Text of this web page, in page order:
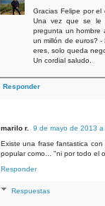
Gracias Felipe por el
Una vez que se le
pregunta un hombre
un millón de euros?
eres, solo queda
Un cordial saludo.
Responder
marilo r.
9 de mayo de 2013
Existe una frase fantastica
popular como... "ni por todo el
Responder
Respuestas